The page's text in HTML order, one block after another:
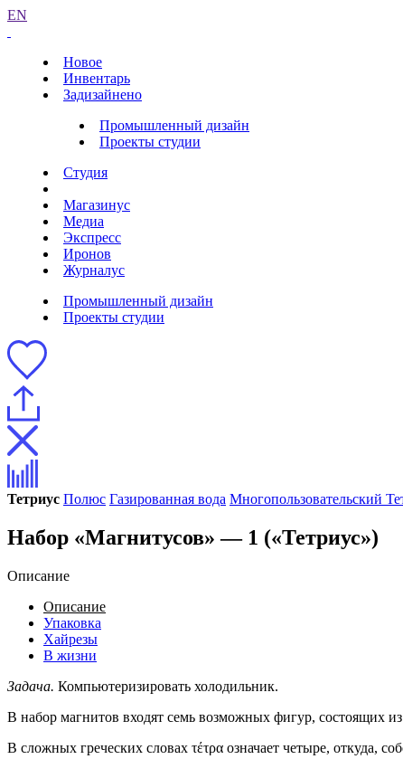
EN
Новое
Инвентарь
Задизайнено
Промышленный дизайн
Проекты студии
Студия
Магазинус
Медиа
Экспресс
Иронов
Журналус
Промышленный дизайн
Проекты студии
Тетриус Полюс Газированная вода Многопользовательский
Набор «Магнитусов» — 1 («Тетриус»)
Описание
Описание
Упаковка
Хайрезы
В жизни
Задача. Компьютеризировать холодильник.
В набор магнитов входят семь возможных фигур, состоящих
В сложных греческих словах τέτρα означает четыре, откуда,